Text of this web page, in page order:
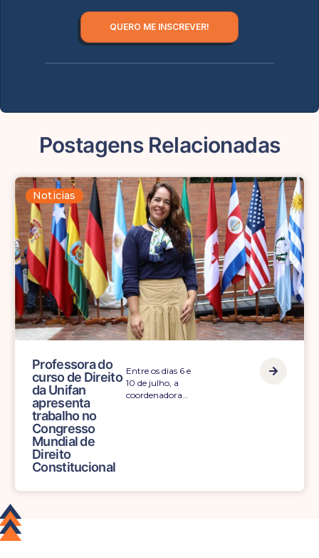
QUERO ME INSCREVER!
Postagens Relacionadas
Noticias
Professora do
curso de Direito
da Unifan
apresenta
trabalho no
Congresso
Mundial de
Direito
Constitucional
Entre os dias 6 e
10 de julho, a
coordenadora…